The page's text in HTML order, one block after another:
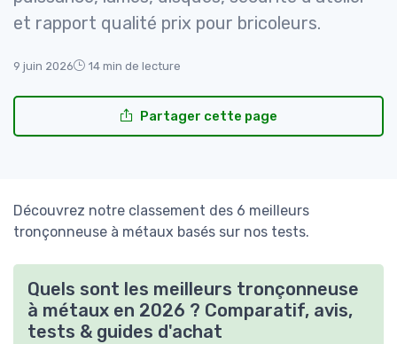
et rapport qualité prix pour bricoleurs.
9 juin 2026 14 min de lecture
Partager cette page
Découvrez notre classement des 6 meilleurs
tronçonneuse à métaux basés sur nos tests.
Quels sont les meilleurs tronçonneuse
à métaux en 2026 ? Comparatif, avis,
tests & guides d'achat